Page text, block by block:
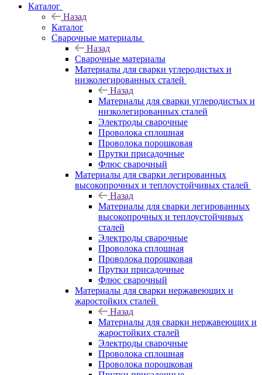
Каталог
Назад
Каталог
Сварочные материалы
Назад
Сварочные материалы
Материалы для сварки углеродистых и
низколегированных сталей
Назад
Материалы для сварки углеродистых и
низколегированных сталей
Электроды сварочные
Проволока сплошная
Проволока порошковая
Прутки присадочные
Флюс сварочный
Материалы для сварки легированных
высокопрочных и теплоустойчивых сталей
Назад
Материалы для сварки легированных
высокопрочных и теплоустойчивых
сталей
Электроды сварочные
Проволока сплошная
Проволока порошковая
Прутки присадочные
Флюс сварочный
Материалы для сварки нержавеющих и
жаростойких сталей
Назад
Материалы для сварки нержавеющих и
жаростойких сталей
Электроды сварочные
Проволока сплошная
Проволока порошковая